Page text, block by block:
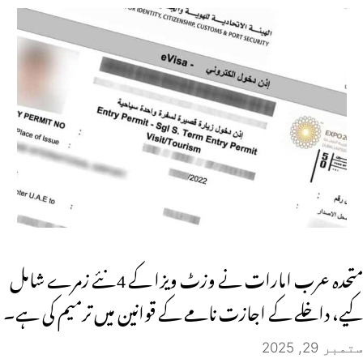
متحدہ عرب امارات نے وزٹ ویزا کے 4 نئے زمرے شامل
کیے، داخلے کے اجازت نامے کے قوانین میں ترمیم کی ہے۔
ستمبر 29, 2025